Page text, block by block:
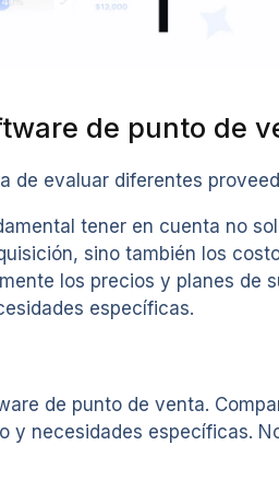
de punto de
evaluar diferentes
tener en cuenta no
sino también los
los precios y planes de
específicas.
de punto de venta.
necesidades específicas.